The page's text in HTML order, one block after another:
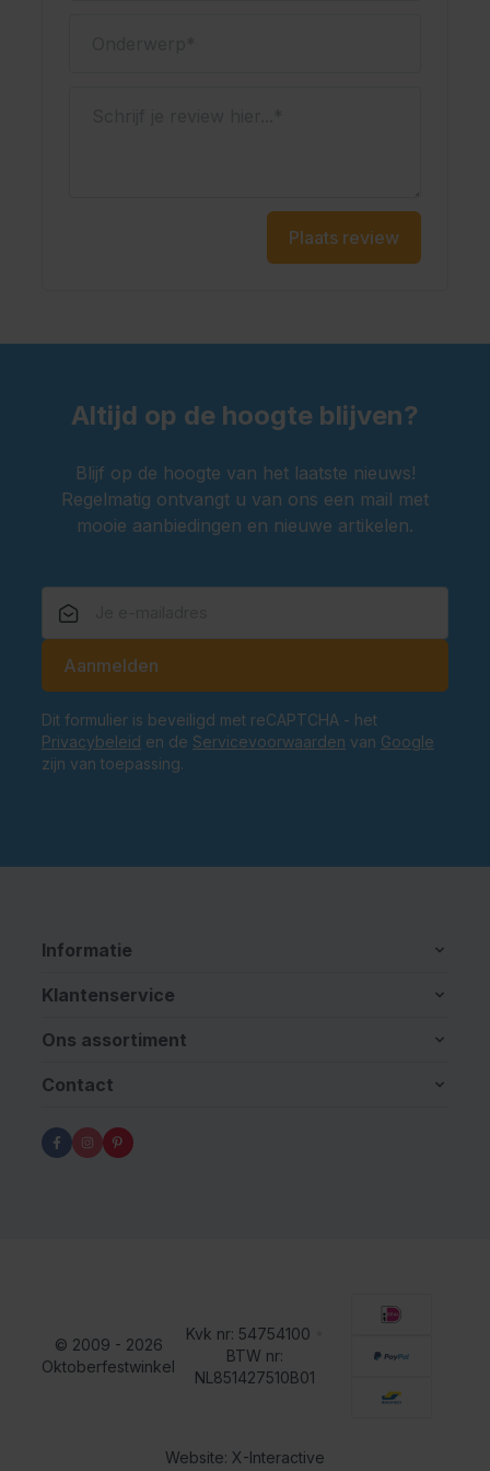
Plaats review
Altijd op de hoogte blijven?
Blijf op de hoogte van het laatste nieuws!
Regelmatig ontvangt u van ons een mail met
mooie aanbiedingen en nieuwe artikelen.
Aanmelden
Dit formulier is beveiligd met reCAPTCHA - het
Privacybeleid en de Servicevoorwaarden van Google
zijn van toepassing.
Informatie
Klantenservice
Ons assortiment
Contact
© 2009 - 2026
Oktoberfestwinkel
Kvk nr: 54754100
BTW nr:
NL851427510B01
Website: X-Interactive